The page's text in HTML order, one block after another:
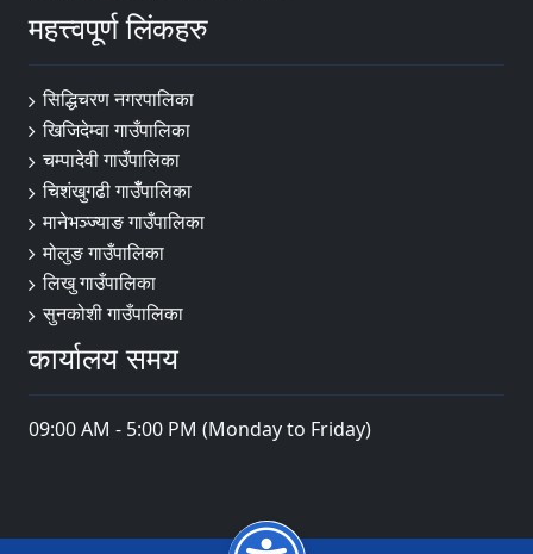
महत्त्वपूर्ण लिंकहरु
सिद्धिचरण नगरपालिका
खिजिदेम्वा गाउँपालिका
चम्पादेवी गाउँपालिका
चिशंखुगढी गाउँँपालिका
मानेभञ्‍ज्याङ गाउँपालिका
मोलुङ गाउँपालिका
लिखु गाउँपालिका
सुनकोशी गाउँपालिका
कार्यालय समय
09:00 AM - 5:00 PM (Monday to Friday)